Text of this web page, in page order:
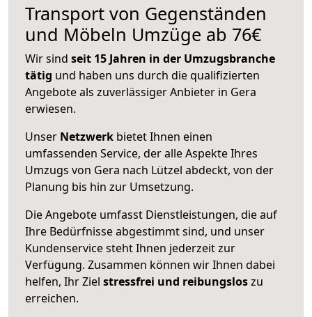
Transport von Gegenständen
und Möbeln Umzüge ab 76€
Wir sind seit 15 Jahren in der Umzugsbranche
tätig und haben uns durch die qualifizierten
Angebote als zuverlässiger Anbieter in Gera
erwiesen.
Unser Netzwerk bietet Ihnen einen
umfassenden Service, der alle Aspekte Ihres
Umzugs von Gera nach Lützel abdeckt, von der
Planung bis hin zur Umsetzung.
Die Angebote umfasst Dienstleistungen, die auf
Ihre Bedürfnisse abgestimmt sind, und unser
Kundenservice steht Ihnen jederzeit zur
Verfügung. Zusammen können wir Ihnen dabei
helfen, Ihr Ziel stressfrei und reibungsloszu
erreichen.